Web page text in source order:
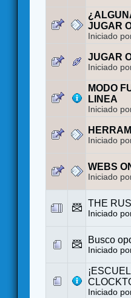
JUGAR
Iniciado
JUGAR
Iniciado
MODO
LINEA
Iniciado
Iniciado
WEBS
Iniciado
THE
Iniciado
Busco
Iniciado
Iniciado